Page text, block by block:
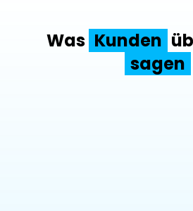
Was Kunden
sagen